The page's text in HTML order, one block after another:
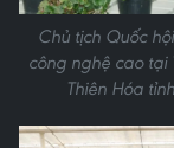
Chủ tịch Quốc
công nghệ cao tại
Thiên Hóa